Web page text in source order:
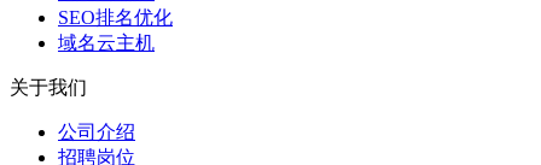
SEO排名优化
域名云主机
关于我们
公司介绍
招聘岗位